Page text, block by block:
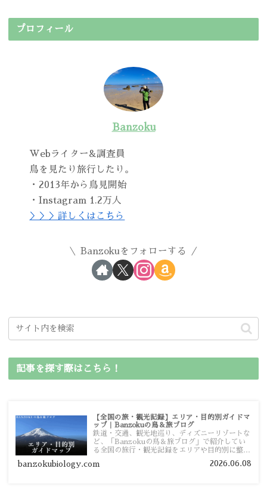
プロフィール
Banzoku
Webライター&調査員
鳥を見たり旅行したり。
・2013年から鳥見開始
・Instagram 1.2万人
＞＞＞詳しくはこちら
Banzokuをフォローする
記事を探す際はこちら！
【全国の旅・観光記録】エリア・目的別ガイドマ
ップ｜Banzokuの鳥＆旅ブログ
鉄道・交通、観光地巡り、ディズニーリゾートな
ど、「Banzokuの鳥＆旅ブログ」で紹介してい
る全国の旅行・観光記録をエリアや目的別に整理
ガイドマップからスムーズに見つけていただけま
banzokubiology.com 2026.06.08